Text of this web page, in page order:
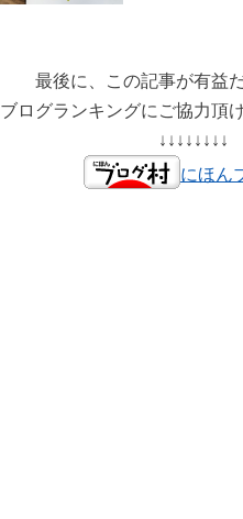
最後に、この記事が有益
ブログランキングにご協力頂
↓↓↓↓↓↓↓↓
にほん